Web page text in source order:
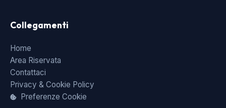
Collegamenti
Home
Area Riservata
Contattaci
Privacy & Cookie Policy
Preferenze Cookie